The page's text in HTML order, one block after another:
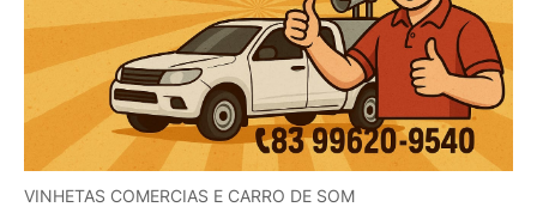
VINHETAS COMERCIAS E CARRO DE SOM